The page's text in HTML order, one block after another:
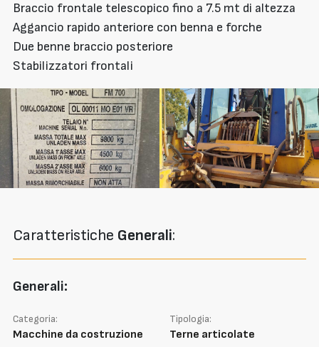
Braccio frontale telescopico fino a 7.5 mt di altezza
Aggancio rapido anteriore con benna e forche
Due benne braccio posteriore
Stabilizzatori frontali
Caratteristiche Generali:
Generali:
Categoria:
Macchine da costruzione
Tipologia:
Terne articolate